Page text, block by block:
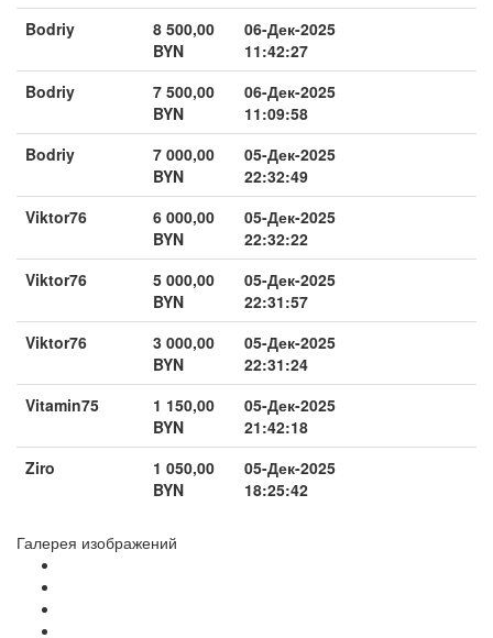
Bodriy
8 500,00
BYN
06-Дек-2025
11:42:27
Bodriy
7 500,00
BYN
06-Дек-2025
11:09:58
Bodriy
7 000,00
BYN
05-Дек-2025
22:32:49
Viktor76
6 000,00
BYN
05-Дек-2025
22:32:22
Viktor76
5 000,00
BYN
05-Дек-2025
22:31:57
Viktor76
3 000,00
BYN
05-Дек-2025
22:31:24
Vitamin75
1 150,00
BYN
05-Дек-2025
21:42:18
Ziro
1 050,00
BYN
05-Дек-2025
18:25:42
Галерея изображений